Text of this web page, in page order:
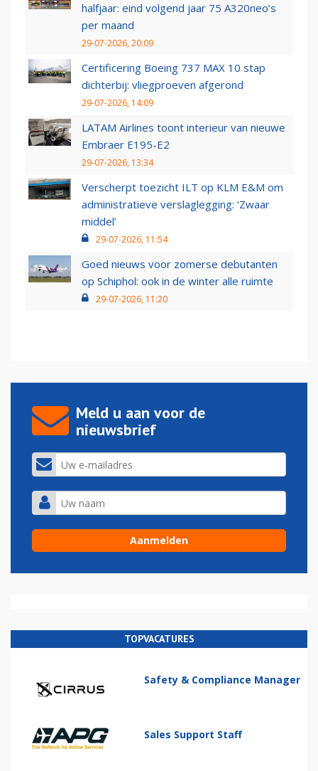
halfjaar: eind volgend jaar 75 A320neo’s
per maand
29-07-2026, 20:09
Certificering Boeing 737 MAX 10 stap
dichterbij: vliegproeven afgerond
29-07-2026, 14:09
LATAM Airlines toont interieur van nieuwe
Embraer E195-E2
29-07-2026, 13:34
Verscherpt toezicht ILT op KLM E&M om
administratieve verslaglegging: ‘Zwaar
middel’
29-07-2026, 11:54
Goed nieuws voor zomerse debutanten
op Schiphol: ook in de winter alle ruimte
29-07-2026, 11:20
Meld u aan voor de
nieuwsbrief
TOPVACATURES
Safety & Compliance Manager
Sales Support Staff